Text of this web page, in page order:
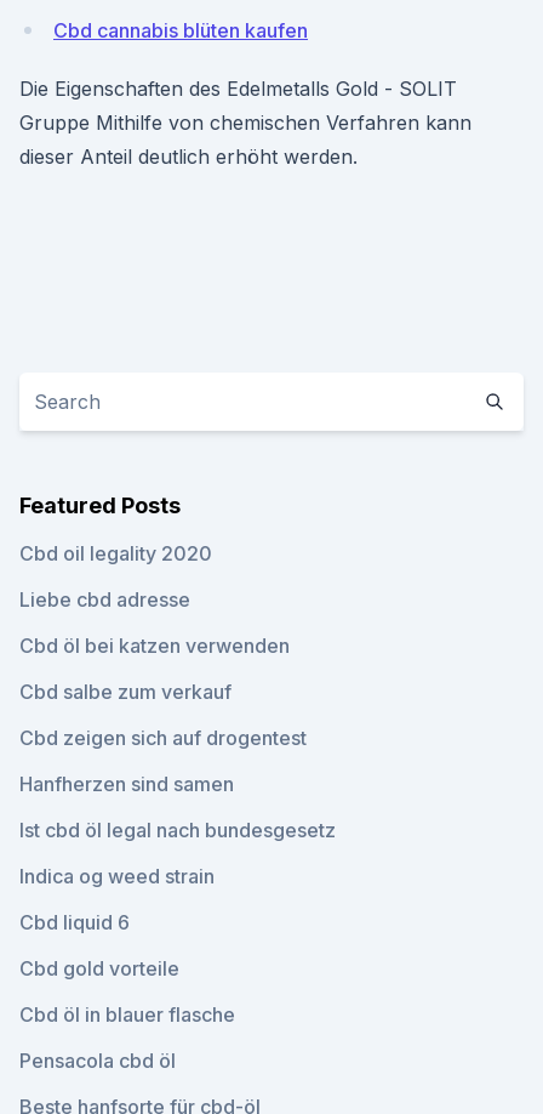
Cbd cannabis blüten kaufen
Die Eigenschaften des Edelmetalls Gold - SOLIT
Gruppe Mithilfe von chemischen Verfahren kann
dieser Anteil deutlich erhöht werden.
Featured Posts
Cbd oil legality 2020
Liebe cbd adresse
Cbd öl bei katzen verwenden
Cbd salbe zum verkauf
Cbd zeigen sich auf drogentest
Hanfherzen sind samen
Ist cbd öl legal nach bundesgesetz
Indica og weed strain
Cbd liquid 6
Cbd gold vorteile
Cbd öl in blauer flasche
Pensacola cbd öl
Beste hanfsorte für cbd-öl